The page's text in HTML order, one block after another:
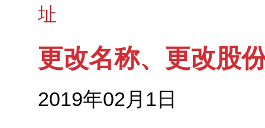
址
更改名称、更改股
2019年02月1日